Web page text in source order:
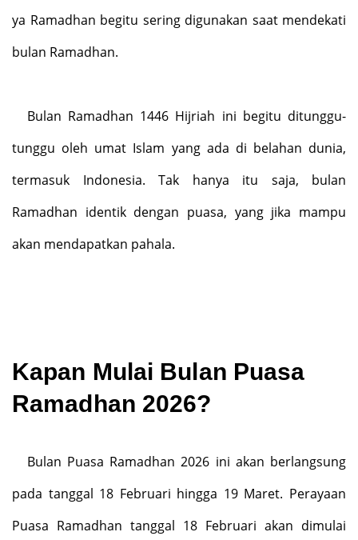
ya Ramadhan begitu sering digunakan saat mendekati
bulan Ramadhan.
Bulan Ramadhan 1446 Hijriah ini begitu ditunggu-
tunggu oleh umat Islam yang ada di belahan dunia,
termasuk Indonesia. Tak hanya itu saja, bulan
Ramadhan identik dengan puasa, yang jika mampu
akan mendapatkan pahala.
Kapan Mulai Bulan Puasa
Ramadhan 2026?
Bulan Puasa Ramadhan 2026 ini akan berlangsung
pada tanggal 18 Februari hingga 19 Maret. Perayaan
Puasa Ramadhan tanggal 18 Februari akan dimulai